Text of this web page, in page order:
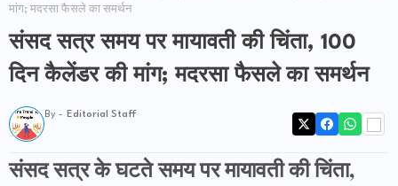
मांग; मदरसा फैसले का समर्थन
संसद सत्र समय पर मायावती की चिंता, 100
दिन कैलेंडर की मांग; मदरसा फैसले का समर्थन
By - Editorial Staff
संसद सत्र के घटते समय पर मायावती की चिंता,